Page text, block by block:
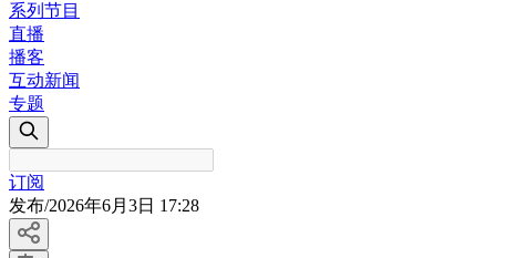
系列节目
直播
播客
互动新闻
专题
订阅
发布/2026年6月3日 17:28